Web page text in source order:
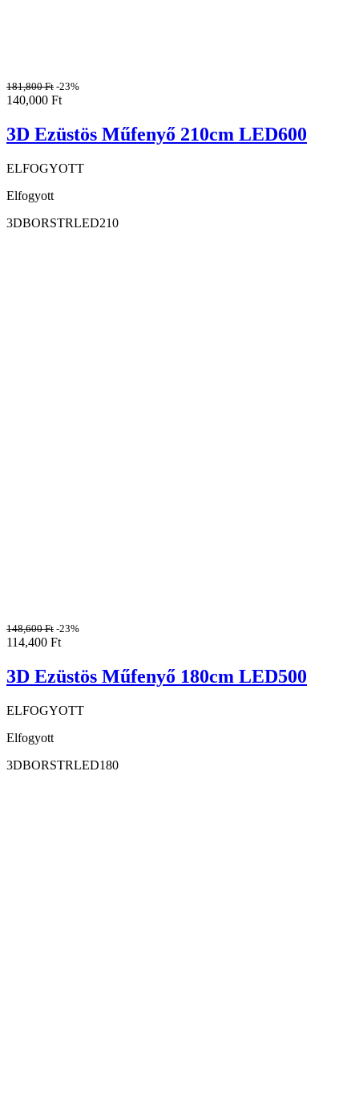
181,800Ft -23%
140,000 Ft
3D Ezüstös Műfenyő 210cm LED600
ELFOGYOTT
Elfogyott
3DBORSTRLED210
148,600Ft -23%
114,400 Ft
3D Ezüstös Műfenyő 180cm LED500
ELFOGYOTT
Elfogyott
3DBORSTRLED180